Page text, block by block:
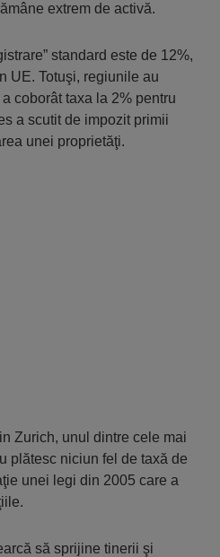
extrem de activă.
standard este de 12%,
UE. Totuşi, regiunile au
coborât taxa la 2% pentru
a scutit de impozit primii
unei proprietăţi.
Zurich, unul dintre cele mai
plătesc niciun fel de taxă de
unei legi din 2005 care a
să sprijine tinerii şi